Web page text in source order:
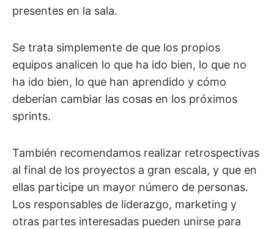
presentes en la sala.
Se trata simplemente de que los propios
equipos analicen lo que ha ido bien, lo que no
ha ido bien, lo que han aprendido y cómo
deberían cambiar las cosas en los próximos
sprints.
También recomendamos realizar retrospectivas
al final de los proyectos a gran escala, y que en
ellas participe un mayor número de personas.
Los responsables de liderazgo, marketing y
otras partes interesadas pueden unirse para